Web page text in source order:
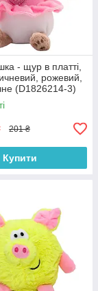
- щур в платті,
рожевий,
(D1826214-3)
201 ₴
Купити